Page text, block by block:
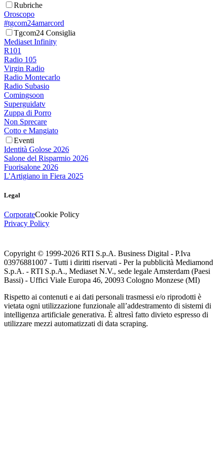
Rubriche
Oroscopo
#tgcom24amarcord
Tgcom24 Consiglia
Mediaset Infinity
R101
Radio 105
Virgin Radio
Radio Montecarlo
Radio Subasio
Comingsoon
Superguidatv
Zuppa di Porro
Non Sprecare
Cotto e Mangiato
Eventi
Identità Golose 2026
Salone del Risparmio 2026
Fuorisalone 2026
L'Artigiano in Fiera 2025
Legal
CorporateCookie Policy
Privacy Policy
Copyright © 1999-2026 RTI S.p.A. Business Digital - P.Iva
03976881007 - Tutti i diritti riservati - Per la pubblicità Mediamond
S.p.A. - RTI S.p.A., Mediaset N.V., sede legale Amsterdam (Paesi
Bassi) - Uffici Viale Europa 46, 20093 Cologno Monzese (MI)
Rispetto ai contenuti e ai dati personali trasmessi e/o riprodotti è
vietata ogni utilizzazione funzionale all’addestramento di sistemi di
intelligenza artificiale generativa. È altresì fatto divieto espresso di
utilizzare mezzi automatizzati di data scraping.